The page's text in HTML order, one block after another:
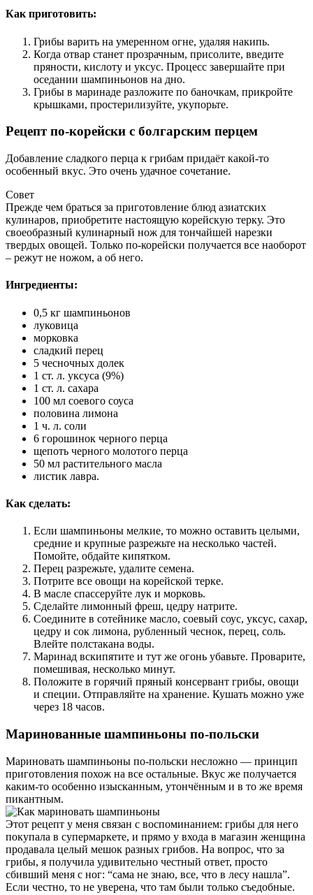
Как приготовить:
Грибы варить на умеренном огне, удаляя накипь.
Когда отвар станет прозрачным, присолите, введите
пряности, кислоту и уксус. Процесс завершайте при
оседании шампиньонов на дно.
Грибы в маринаде разложите по баночкам, прикройте
крышками, простерилизуйте, укупорьте.
Рецепт по-корейски с болгарским перцем
Добавление сладкого перца к грибам придаёт какой-то
особенный вкус. Это очень удачное сочетание.
Совет
Прежде чем браться за приготовление блюд азиатских
кулинаров, приобретите настоящую корейскую терку. Это
своеобразный кулинарный нож для тончайшей нарезки
твердых овощей. Только по-корейски получается все наоборот
– режут не ножом, а об него.
Ингредиенты:
0,5 кг шампиньонов
луковица
морковка
сладкий перец
5 чесночных долек
1 ст. л. уксуса (9%)
1 ст. л. сахара
100 мл соевого соуса
половина лимона
1 ч. л. соли
6 горошинок черного перца
щепоть черного молотого перца
50 мл растительного масла
листик лавра.
Как сделать:
Если шампиньоны мелкие, то можно оставить целыми,
средние и крупные разрежьте на несколько частей.
Помойте, обдайте кипятком.
Перец разрежьте, удалите семена.
Потрите все овощи на корейской терке.
В масле спассеруйте лук и морковь.
Сделайте лимонный фреш, цедру натрите.
Соедините в сотейнике масло, соевый соус, уксус, сахар,
цедру и сок лимона, рубленный чеснок, перец, соль.
Влейте полстакана воды.
Маринад вскипятите и тут же огонь убавьте. Проварите,
помешивая, несколько минут.
Положите в горячий пряный консервант грибы, овощи
и специи. Отправляйте на хранение. Кушать можно уже
через 18 часов.
Маринованные шампиньоны по-польски
Мариновать шампиньоны по-польски несложно — принцип
приготовления похож на все остальные. Вкус же получается
каким-то особенно изысканным, утончённым и в то же время
пикантным.
Этот рецепт у меня связан с воспоминанием: грибы для него
покупала в супермаркете, и прямо у входа в магазин женщина
продавала целый мешок разных грибов. На вопрос, что за
грибы, я получила удивительно честный ответ, просто
сбивший меня с ног: “сама не знаю, все, что в лесу нашла”.
Если честно, то не уверена, что там были только съедобные.